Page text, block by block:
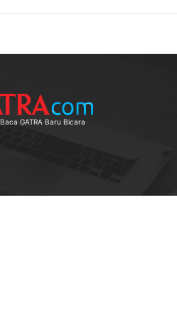
Baca GATRA Baru Bicara